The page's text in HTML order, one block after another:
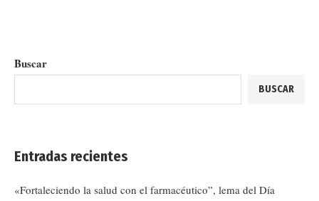
Buscar
BUSCAR
Entradas recientes
«Fortaleciendo la salud con el farmacéutico”, lema del Día